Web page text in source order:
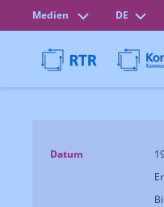
Medien DE
Datum